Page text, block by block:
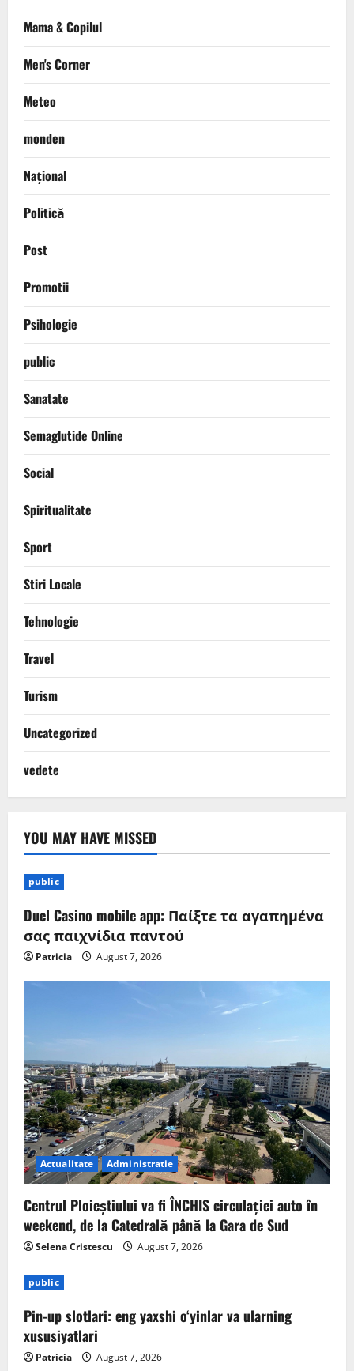
Mama & Copilul
Men's Corner
Meteo
monden
Național
Politică
Post
Promotii
Psihologie
public
Sanatate
Semaglutide Online
Social
Spiritualitate
Sport
Stiri Locale
Tehnologie
Travel
Turism
Uncategorized
vedete
YOU MAY HAVE MISSED
public
Duel Casino mobile app: Παίξτε τα αγαπημένα
σας παιχνίδια παντού
Patricia August 7, 2026
Actualitate Administratie
Centrul Ploieștiului va fi ÎNCHIS circulației auto în
weekend, de la Catedrală până la Gara de Sud
Selena Cristescu August 7, 2026
public
Pin-up slotlari: eng yaxshi o‘yinlar va ularning
xususiyatlari
Patricia August 7, 2026